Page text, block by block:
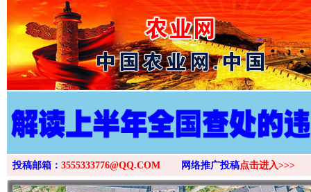
>
投稿邮箱： 3555333776@QQ.COM 网络推广投稿点击进入>>>